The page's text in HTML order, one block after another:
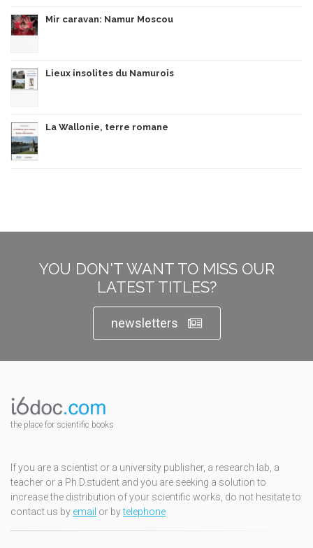
Mir caravan: Namur Moscou
Lieux insolites du Namurois
La Wallonie, terre romane
YOU DON'T WANT TO MISS OUR
LATEST TITLES?
newsletters
the place for scientific books
If you are a scientist or a university publisher, a research lab, a
teacher or a Ph.D.student and you are seeking a solution to
increase the distribution of your scientific works, do not hesitate to
contact us by email or bytelephone